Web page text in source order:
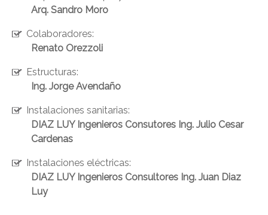
Arq. Sandro Moro
Colaboradores:
Renato Orezzoli
Estructuras:
Ing. Jorge Avendaño
Instalaciones sanitarias:
DIAZ LUY Ingenieros Consutores Ing. Julio Cesar
Cardenas
Instalaciones eléctricas:
DIAZ LUY Ingenieros Consultores Ing. Juan Diaz
Luy